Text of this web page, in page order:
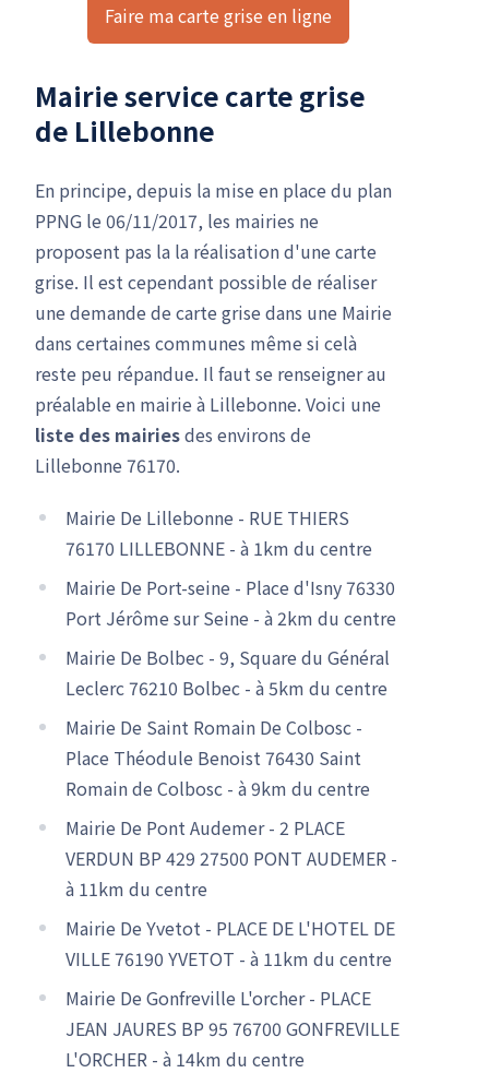
Faire ma carte grise en ligne
Mairie service carte grise
de Lillebonne
En principe, depuis la mise en place du plan
PPNG le 06/11/2017, les mairies ne
proposent pas la la réalisation d'une carte
grise. Il est cependant possible de réaliser
une demande de carte grise dans une Mairie
dans certaines communes même si celà
reste peu répandue. Il faut se renseigner au
préalable en mairie à Lillebonne. Voici une
liste des mairiesdes environs de
Lillebonne 76170.
Mairie De Lillebonne - RUE THIERS
76170 LILLEBONNE - à 1km du centre
Mairie De Port-seine - Place d'Isny 76330
Port Jérôme sur Seine - à 2km du centre
Mairie De Bolbec - 9, Square du Général
Leclerc 76210 Bolbec - à 5km du centre
Mairie De Saint Romain De Colbosc -
Place Théodule Benoist 76430 Saint
Romain de Colbosc - à 9km du centre
Mairie De Pont Audemer - 2 PLACE
VERDUN BP 429 27500 PONT AUDEMER -
à 11km du centre
Mairie De Yvetot - PLACE DE L'HOTEL DE
VILLE 76190 YVETOT - à 11km du centre
Mairie De Gonfreville L'orcher - PLACE
JEAN JAURES BP 95 76700 GONFREVILLE
L'ORCHER - à 14km du centre